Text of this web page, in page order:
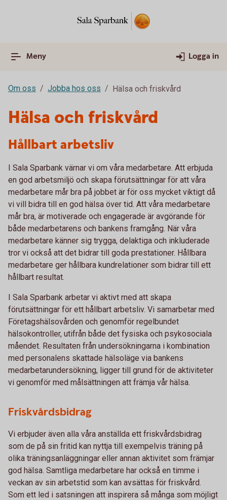
Meny Logga in
Om oss Jobba hos oss Hälsa och friskvård
Hälsa och friskvård
Hållbart arbetsliv
I Sala Sparbank värnar vi om våra medarbetare. Att erbjuda
en god arbetsmiljö och skapa förutsättningar för att våra
medarbetare mår bra på jobbet är för oss mycket viktigt då
vi vill bidra till en god hälsa över tid. Att våra medarbetare
mår bra, är motiverade och engagerade är avgörande för
både medarbetarens och bankens framgång. När våra
medarbetare känner sig trygga, delaktiga och inkluderade
tror vi också att det bidrar till goda prestationer. Hållbara
medarbetare ger hållbara kundrelationer som bidrar till ett
hållbart resultat.
I Sala Sparbank arbetar vi aktivt med att skapa
förutsättningar för ett hållbart arbetsliv. Vi samarbetar med
Företagshälsovården och genomför regelbundet
hälsokontroller, utifrån både det fysiska och psykosociala
måendet. Resultaten från undersökningarna i kombination
med personalens skattade hälsoläge via bankens
medarbetarundersökning, ligger till grund för de aktiviteter
vi genomför med målsättningen att främja vår hälsa.
Friskvårdsbidrag
Vi erbjuder även alla våra anställda ett friskvårdsbidrag
som de på sin fritid kan nyttja till exempelvis träning på
olika träningsanläggningar eller annan aktivitet som främjar
god hälsa. Samtliga medarbetare har också en timme i
veckan av sin arbetstid som kan avsättas för friskvård.
Som ett led i satsningen att inspirera så många som möjligt